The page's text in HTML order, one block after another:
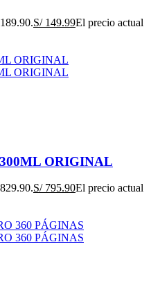
S/149.99El precio actual
ORIGINAL
S/795.90El precio actual